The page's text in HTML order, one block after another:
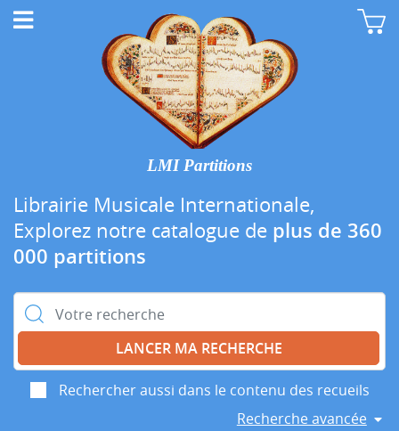
LMI Partitions
Librairie Musicale Internationale,
Explorez notre catalogue de plus de 360
000 partitions
Rechercher :
Rechercher aussi dans le contenu des recueils
Recherche avancée